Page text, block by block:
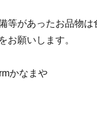
等があったお品物
お願いします。
かなまや